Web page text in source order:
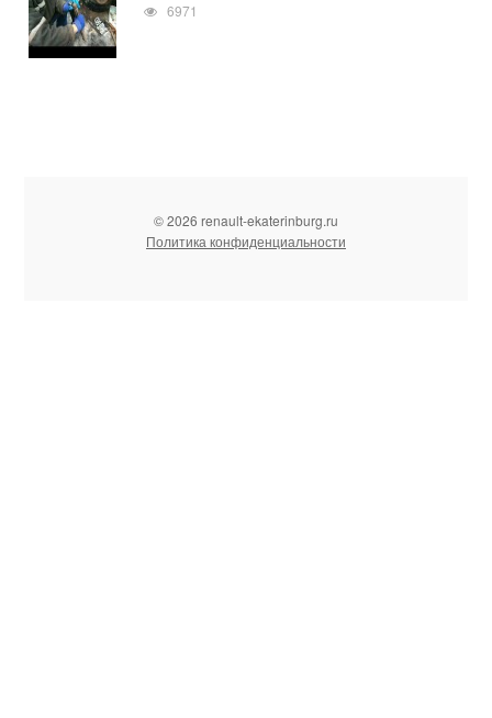
6971
© 2026 renault-ekaterinburg.ru
Политика конфиденциальности